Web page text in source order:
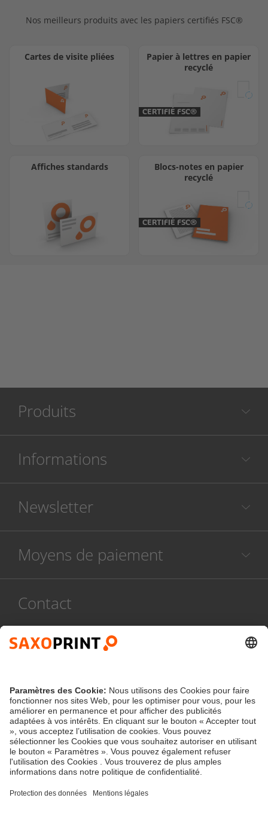
Nos meilleurs produits avec les papiers certifiés FSC®
Cartes de visite pliées
Papier à lettres en papier
recyclé
CERTIFIÉ FSC®
Affiches standards
Blocs-notes en papier
recyclé
CERTIFIÉ FSC®
Produits
Informations
Newsletter
Moyens de paiement
Contact
Service compétent et personnalisé
Lun - ven : 8h - 17h
Contact
service@saxoprint.be